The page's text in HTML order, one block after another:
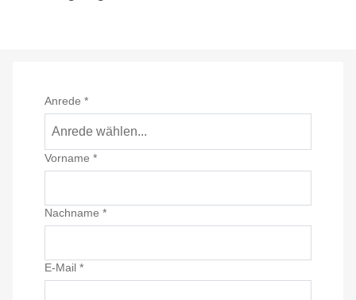
Anrede *
Anrede wählen...
Vorname *
Nachname *
E-Mail *